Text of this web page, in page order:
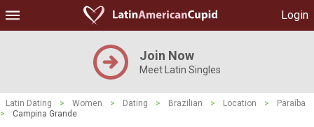
Login
Join Now
Meet Latin Singles
Latin Dating > Women > Dating > Brazilian > Location >
Paraíba
>
Campina Grande